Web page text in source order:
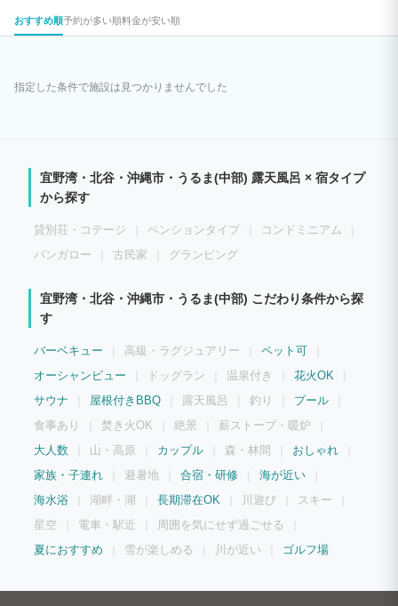
おすすめ順予約が多い順料金が安い順
指定した条件で施設は見つかりませんでした
宜野湾・北谷・沖縄市・うるま(中部) 露天風呂 × 宿タイプ
から探す
貸別荘・コテージ ペンションタイプ
コンドミニアム
バンガロー
古民家 グランピング
宜野湾・北谷・沖縄市・うるま(中部) こだわり条件から探
す
バーベキュー 高級・ラグジュアリー
ペット可
オーシャンビュー
ドッグラン 温泉付き
花火OK
サウナ
屋根付きBBQ 露天風呂 釣り
プール
食事あり
焚き火OK 絶景
薪ストーブ・暖炉
大人数
山・高原 カップル 森・林間
おしゃれ
家族・子連れ
避暑地 合宿・研修
海が近い
海水浴
湖畔・湖 長期滞在OK 川遊び
スキー
星空
電車・駅近
周囲を気にせず過ごせる
夏におすすめ
雪が楽しめる 川が近い ゴルフ場